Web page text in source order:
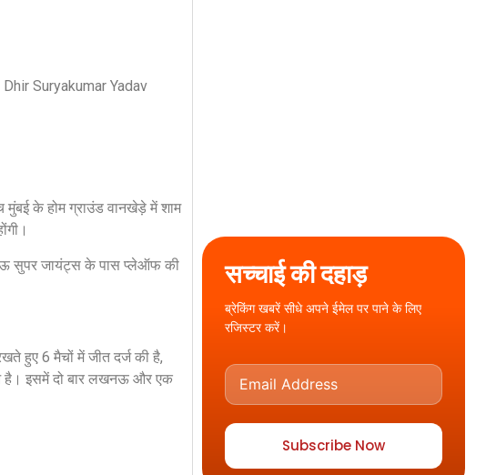
Suryakumar Yadav
के होम ग्राउंड वानखेड़े में शाम
सुपर जायंट्स के पास प्लेऑफ की
हुए 6 मैचों में जीत दर्ज की है,
है। इसमें दो बार लखनऊ और एक
सच्चाई की दहाड़
ब्रेकिंग खबरें सीधे अपने ईमेल पर पाने के लिए
रजिस्टर करें।
Subscribe Now